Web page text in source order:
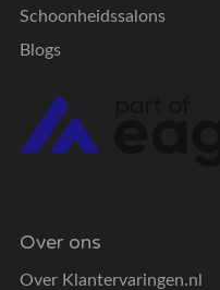
Schoonheidssalons
Blogs
Over ons
Over Klantervaringen.nl